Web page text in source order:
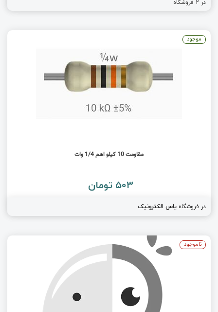
مقاومت 10 کیلو اهم 1/4 وات
503 تومان
در فروشگاه یاس الکترونیک
موجود
ناموجود